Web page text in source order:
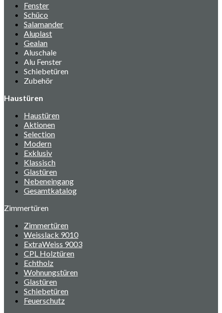
Fenster
Schüco
Salamander
Aluplast
Gealan
Aluschale
Alu Fenster
Schiebetüren
Zubehör
Haustüren
Haustüren
Aktionen
Selection
Modern
Exklusiv
Klassisch
Glastüren
Nebeneingang
Gesamtkatalog
Zimmertüren
Zimmertüren
Weisslack 9010
ExtraWeiss 9003
CPL Holztüren
Echtholz
Wohnungstüren
Glastüren
Schiebetüren
Feuerschutz